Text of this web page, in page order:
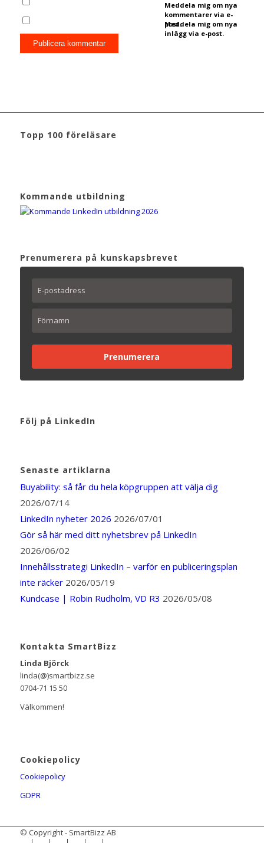
Meddela mig om nya
kommentarer via e-
post.
Meddela mig om nya
inlägg via e-post.
Topp 100 föreläsare
Kommande utbildning
Prenumerera på kunskapsbrevet
Prenumerera
Följ på LinkedIn
Senaste artiklarna
Buyability: så får du hela köpgruppen att välja dig
2026/07/14
LinkedIn nyheter 2026 2026/07/01
Gör så här med ditt nyhetsbrev på LinkedIn
2026/06/02
Innehållsstrategi LinkedIn – varför en publiceringsplan
inte räcker 2026/05/19
Kundcase | Robin Rudholm, VD R3 2026/05/08
Kontakta SmartBizz
Linda Björck
linda(@)smartbizz.se
0704-71 15 50
Välkommen!
Cookiepolicy
Cookiepolicy
GDPR
© Copyright - SmartBizz AB